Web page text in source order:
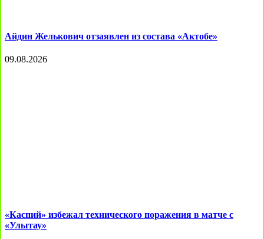
Айдин Желькович отзаявлен из состава «Актобе»
09.08.2026
«Каспий» избежал технического поражения в матче с
«Улытау»